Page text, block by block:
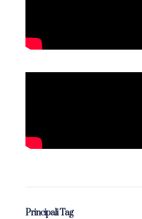
Principali Tag